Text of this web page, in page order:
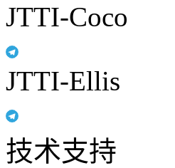
JTTI-Coco
JTTI-Ellis
技术支持